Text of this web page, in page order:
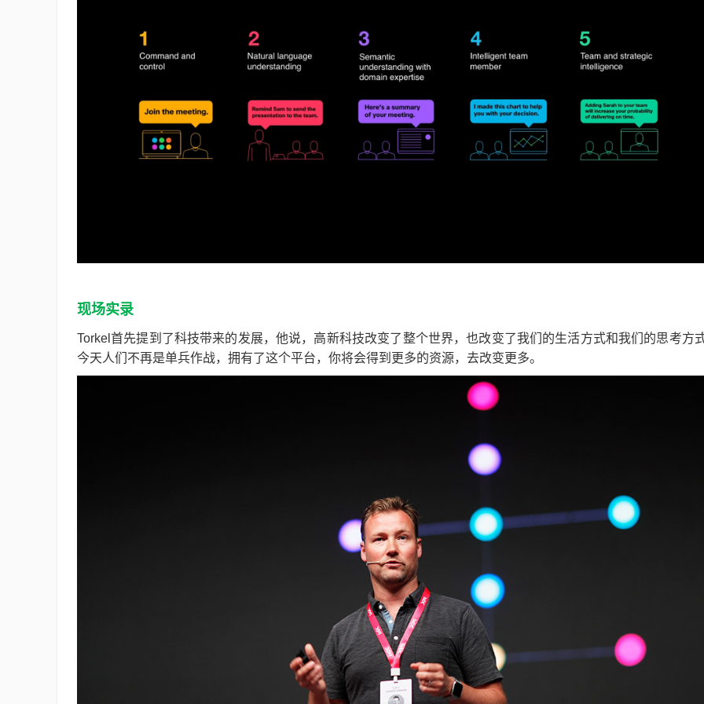
现场实录
Torkel首先提到了科技带来的发展，他说，高新科技改变了整个世界，也改变了我们的生活方式和我们的思考方
今天人们不再是单兵作战，拥有了这个平台，你将会得到更多的资源，去改变更多。